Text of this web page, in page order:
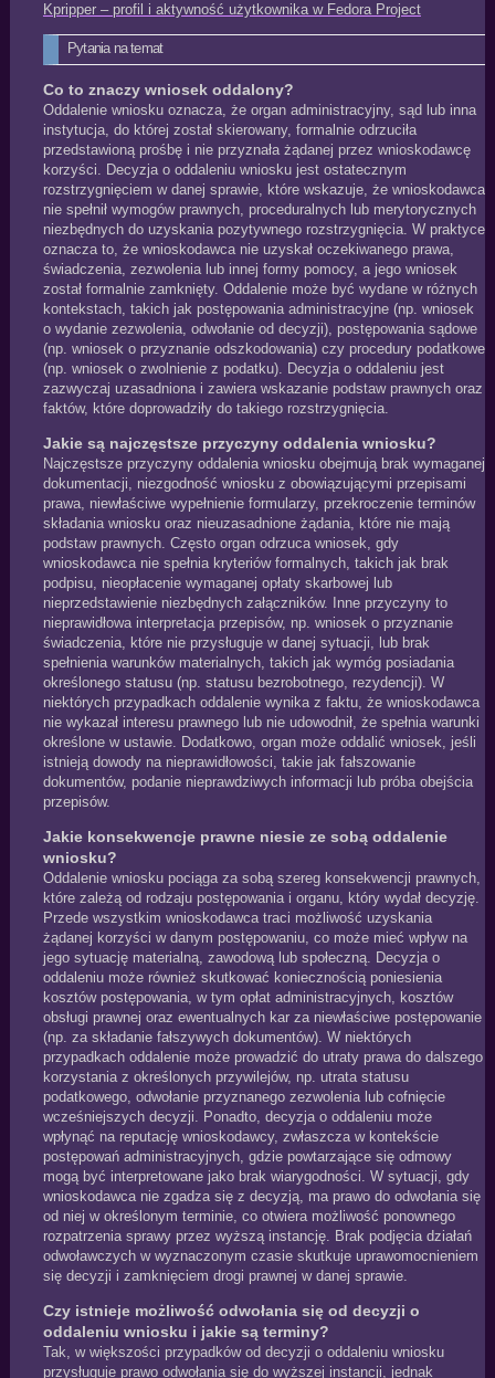
Kpripper – profil i aktywność użytkownika w Fedora Project
Pytania na temat
Co to znaczy wniosek oddalony?
Oddalenie wniosku oznacza, że organ administracyjny, sąd lub inna
instytucja, do której został skierowany, formalnie odrzuciła
przedstawioną prośbę i nie przyznała żądanej przez wnioskodawcę
korzyści. Decyzja o oddaleniu wniosku jest ostatecznym
rozstrzygnięciem w danej sprawie, które wskazuje, że wnioskodawca
nie spełnił wymogów prawnych, proceduralnych lub merytorycznych
niezbędnych do uzyskania pozytywnego rozstrzygnięcia. W praktyce
oznacza to, że wnioskodawca nie uzyskał oczekiwanego prawa,
świadczenia, zezwolenia lub innej formy pomocy, a jego wniosek
został formalnie zamknięty. Oddalenie może być wydane w różnych
kontekstach, takich jak postępowania administracyjne (np. wniosek
o wydanie zezwolenia, odwołanie od decyzji), postępowania sądowe
(np. wniosek o przyznanie odszkodowania) czy procedury podatkowe
(np. wniosek o zwolnienie z podatku). Decyzja o oddaleniu jest
zazwyczaj uzasadniona i zawiera wskazanie podstaw prawnych oraz
faktów, które doprowadziły do takiego rozstrzygnięcia.
Jakie są najczęstsze przyczyny oddalenia wniosku?
Najczęstsze przyczyny oddalenia wniosku obejmują brak wymaganej
dokumentacji, niezgodność wniosku z obowiązującymi przepisami
prawa, niewłaściwe wypełnienie formularzy, przekroczenie terminów
składania wniosku oraz nieuzasadnione żądania, które nie mają
podstaw prawnych. Często organ odrzuca wniosek, gdy
wnioskodawca nie spełnia kryteriów formalnych, takich jak brak
podpisu, nieopłacenie wymaganej opłaty skarbowej lub
nieprzedstawienie niezbędnych załączników. Inne przyczyny to
nieprawidłowa interpretacja przepisów, np. wniosek o przyznanie
świadczenia, które nie przysługuje w danej sytuacji, lub brak
spełnienia warunków materialnych, takich jak wymóg posiadania
określonego statusu (np. statusu bezrobotnego, rezydencji). W
niektórych przypadkach oddalenie wynika z faktu, że wnioskodawca
nie wykazał interesu prawnego lub nie udowodnił, że spełnia warunki
określone w ustawie. Dodatkowo, organ może oddalić wniosek, jeśli
istnieją dowody na nieprawidłowości, takie jak fałszowanie
dokumentów, podanie nieprawdziwych informacji lub próba obejścia
przepisów.
Jakie konsekwencje prawne niesie ze sobą oddalenie
wniosku?
Oddalenie wniosku pociąga za sobą szereg konsekwencji prawnych,
które zależą od rodzaju postępowania i organu, który wydał decyzję.
Przede wszystkim wnioskodawca traci możliwość uzyskania
żądanej korzyści w danym postępowaniu, co może mieć wpływ na
jego sytuację materialną, zawodową lub społeczną. Decyzja o
oddaleniu może również skutkować koniecznością poniesienia
kosztów postępowania, w tym opłat administracyjnych, kosztów
obsługi prawnej oraz ewentualnych kar za niewłaściwe postępowanie
(np. za składanie fałszywych dokumentów). W niektórych
przypadkach oddalenie może prowadzić do utraty prawa do dalszego
korzystania z określonych przywilejów, np. utrata statusu
podatkowego, odwołanie przyznanego zezwolenia lub cofnięcie
wcześniejszych decyzji. Ponadto, decyzja o oddaleniu może
wpłynąć na reputację wnioskodawcy, zwłaszcza w kontekście
postępowań administracyjnych, gdzie powtarzające się odmowy
mogą być interpretowane jako brak wiarygodności. W sytuacji, gdy
wnioskodawca nie zgadza się z decyzją, ma prawo do odwołania się
od niej w określonym terminie, co otwiera możliwość ponownego
rozpatrzenia sprawy przez wyższą instancję. Brak podjęcia działań
odwoławczych w wyznaczonym czasie skutkuje uprawomocnieniem
się decyzji i zamknięciem drogi prawnej w danej sprawie.
Czy istnieje możliwość odwołania się od decyzji o
oddaleniu wniosku i jakie są terminy?
Tak, w większości przypadków od decyzji o oddaleniu wniosku
przysługuje prawo odwołania się do wyższej instancji, jednak